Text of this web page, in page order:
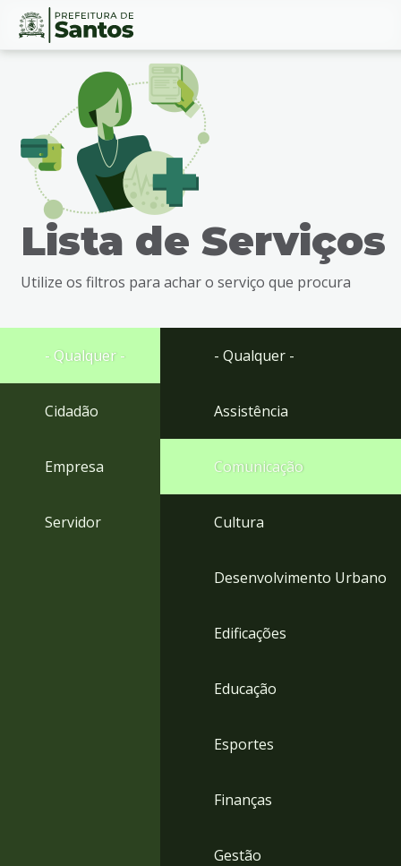
Ir
busca
Ir
rodapé
Conteúdo
Lista de Serviços
Utilize os filtros para achar o serviço que procura
- Qualquer -
Cidadão
Empresa
Servidor
- Qualquer -
Assistência
Comunicação
Cultura
Desenvolvimento Urbano
Edificações
Educação
Esportes
Finanças
Gestão